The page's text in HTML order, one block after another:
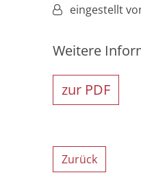
Von:eingestellt
Weitere
zur PDF
Zurück